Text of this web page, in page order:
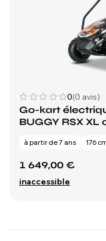
0(0 avis)
Go-kart
BUGGY RSX
à partir de 7 ans 176
1 649,00 €
inaccessible